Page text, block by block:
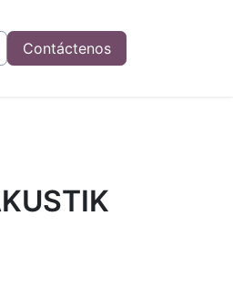
Contáctenos